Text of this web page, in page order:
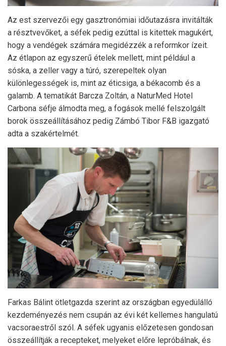
Az est szervezői egy gasztronómiai időutazásra invitálták
a résztvevőket, a séfek pedig ezúttal is kitettek magukért,
hogy a vendégek számára megidézzék a reformkor ízeit.
Az étlapon az egyszerű ételek mellett, mint például a
sóska, a zeller vagy a túró, szerepeltek olyan
különlegességek is, mint az éticsiga, a békacomb és a
galamb. A tematikát Barcza Zoltán, a NaturMed Hotel
Carbona séfje álmodta meg, a fogások mellé felszolgált
borok összeállításához pedig Zámbó Tibor F&B igazgató
adta a szakértelmét.
Farkas Bálint ötletgazda szerint az országban egyedülálló
kezdeményezés nem csupán az évi két kellemes hangulatú
vacsoraestről szól. A séfek ugyanis előzetesen gondosan
összeállítják a recepteket, melyeket előre lepróbálnak, és